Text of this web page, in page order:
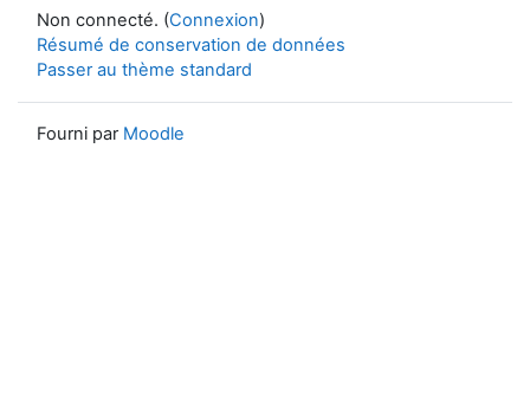
Non connecté. (Connexion)
Résumé de conservation de données
Passer au thème standard
Fourni par Moodle